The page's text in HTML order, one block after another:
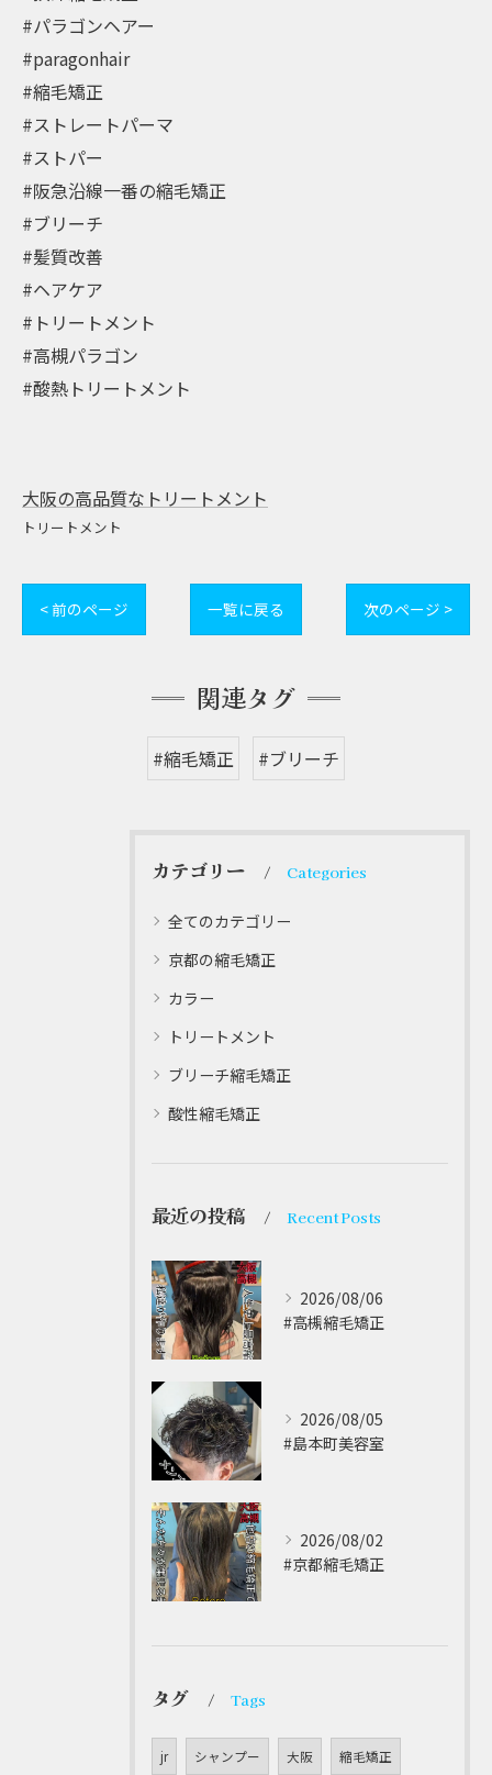
#パラゴンヘアー
#paragonhair
#縮毛矯正
#ストレートパーマ
#ストパー
#阪急沿線一番の縮毛矯正
#ブリーチ
#髪質改善
#ヘアケア
#トリートメント
#高槻パラゴン
#酸熱トリートメント
大阪の高品質なトリートメント
トリートメント
< 前のページ 一覧に戻る 次のページ >
関連タグ
#縮毛矯正 #ブリーチ
カテゴリー Categories
全てのカテゴリー
京都の縮毛矯正
カラー
トリートメント
ブリーチ縮毛矯正
酸性縮毛矯正
最近の投稿 Recent Posts
2026/08/06
#高槻縮毛矯正 ⁡
2026/08/05
#島本町美容室 ⁡
2026/08/02
#京都縮毛矯正 ⁡
タグ Tags
jr シャンプー 大阪 縮毛矯正